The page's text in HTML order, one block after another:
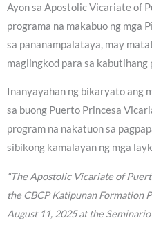
Ayon sa Apostolic Vicariate of
programa na makabuo ng mga
sa pananampalataya, may
maglingkod para sa kabutihang
Inanyayahan ng bikaryato ang
sa buong Puerto Princesa
program na nakatuon sa
sibikong kamalayan ng mga
“The Apostolic Vicariate of
the CBCP Katipunan Formation
August 11, 2025 at the